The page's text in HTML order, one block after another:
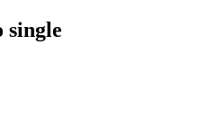
single